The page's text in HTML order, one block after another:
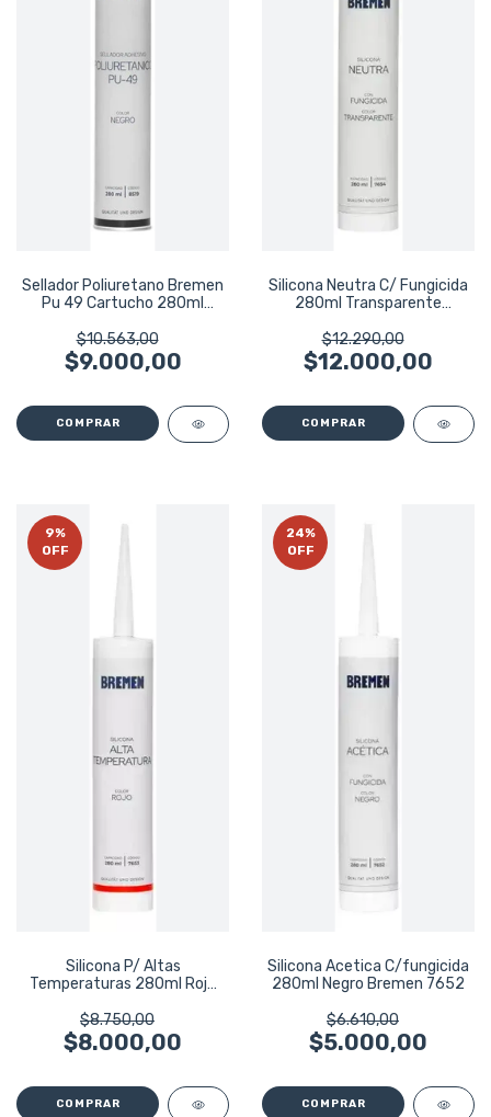
Sellador Poliuretano Bremen
Pu 49 Cartucho 280ml
$10.563,00
$9.000,00
Silicona Neutra C/ Fungicida
280ml Transparente
$12.290,00
$12.000,00
9%
OFF
Silicona P/ Altas
Temperaturas 280ml Rojo
$8.750,00
$8.000,00
24%
OFF
Silicona Acetica C/fungicida
280ml Negro Bremen 7652
$6.610,00
$5.000,00